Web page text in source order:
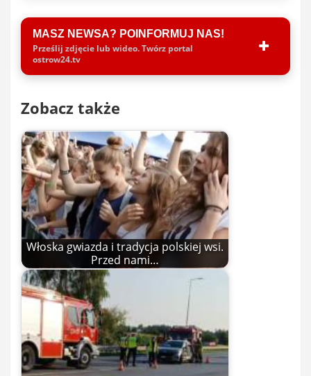
MASZ NEWSA? POINFORMUJ NAS!
Prześlij zdjęcie lub wideo. Twórz portal
ostrow24.tv
Zobacz także
Włoska gwiazda i tradycja polskiej wsi.
Przed nami…